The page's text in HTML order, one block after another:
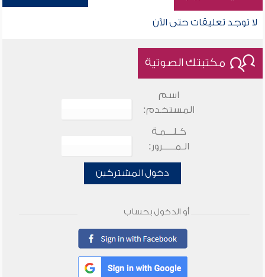
لا توجد تعليقات حتى الآن
مكتبتك الصوتية
اسم
المستخدم:
كـلـــمـة
الـمـــــرور:
دخول المشتركين
أو الدخول بحساب